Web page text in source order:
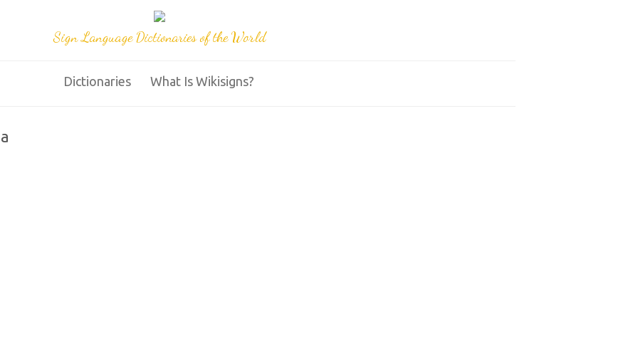
Sign Language Dictionaries of the World
Dictionaries What Is Wikisigns?